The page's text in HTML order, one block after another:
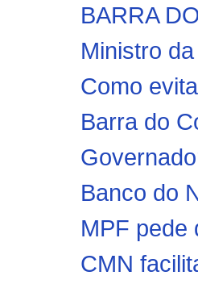
BARRA
Ministro
Como
Barra do
Banco do
MPF pede
CMN